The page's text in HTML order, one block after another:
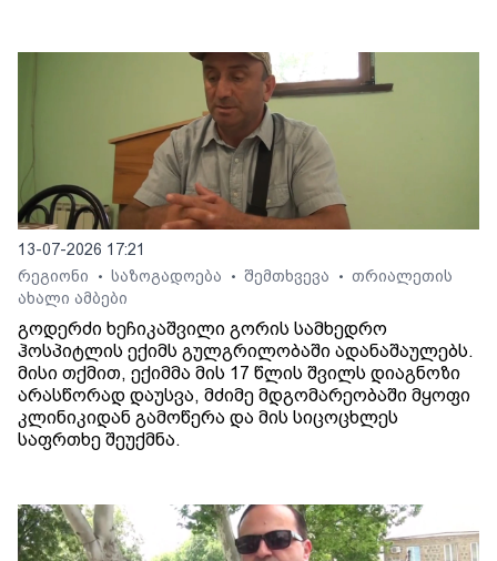
13-07-2026 17:21
რეგიონი
• საზოგადოება • შემთხვევა • თრიალეთის
ახალი ამბები
გოდერძი ხეჩიკაშვილი გორის სამხედრო
ჰოსპიტლის ექიმს გულგრილობაში ადანაშაულებს.
მისი თქმით, ექიმმა მის 17 წლის შვილს დიაგნოზი
არასწორად დაუსვა, მძიმე მდგომარეობაში მყოფი
კლინიკიდან გამოწერა და მის სიცოცხლეს
საფრთხე შეუქმნა.